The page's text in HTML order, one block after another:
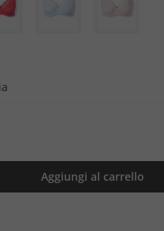
Aggiungi al carrello